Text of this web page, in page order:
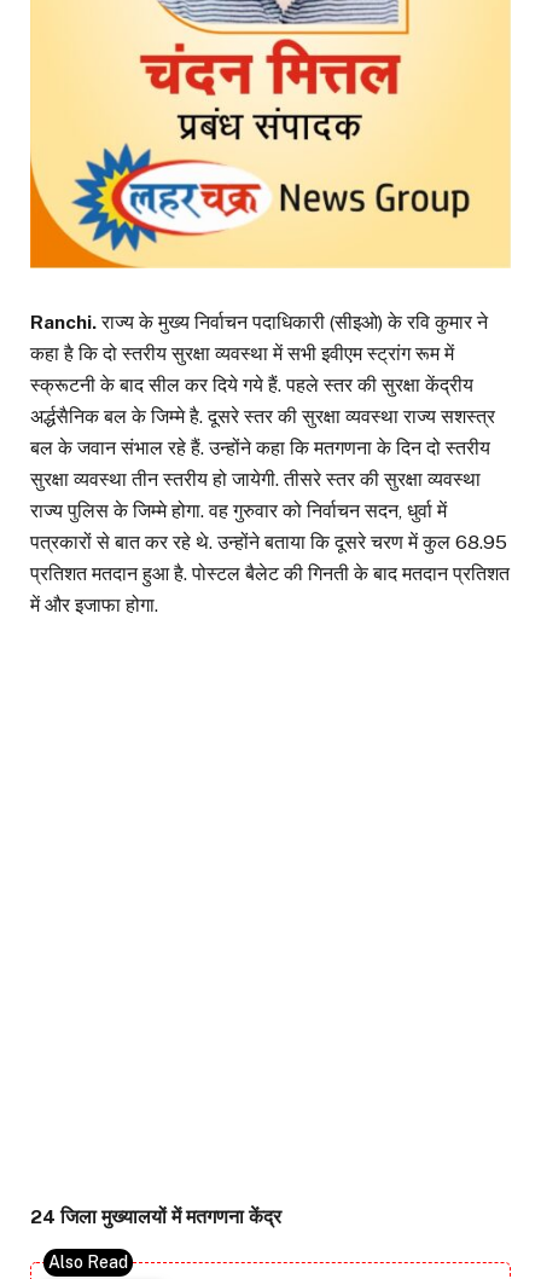
Ranchi.राज्य के मुख्य निर्वाचन पदाधिकारी (सीइओ) के रवि कुमार ने
कहा है कि दो स्तरीय सुरक्षा व्यवस्था में सभी इवीएम स्ट्रांग रूम में
स्क्रूटनी के बाद सील कर दिये गये हैं. पहले स्तर की सुरक्षा केंद्रीय
अर्द्धसैनिक बल के जिम्मे है. दूसरे स्तर की सुरक्षा व्यवस्था राज्य सशस्त्र
बल के जवान संभाल रहे हैं. उन्होंने कहा कि मतगणना के दिन दो स्तरीय
सुरक्षा व्यवस्था तीन स्तरीय हो जायेगी. तीसरे स्तर की सुरक्षा व्यवस्था
राज्य पुलिस के जिम्मे होगा. वह गुरुवार को निर्वाचन सदन, धुर्वा में
पत्रकारों से बात कर रहे थे. उन्होंने बताया कि दूसरे चरण में कुल 68.95
प्रतिशत मतदान हुआ है. पोस्टल बैलेट की गिनती के बाद मतदान प्रतिशत
में और इजाफा होगा.
24 जिला मुख्यालयों में मतगणना केंद्र